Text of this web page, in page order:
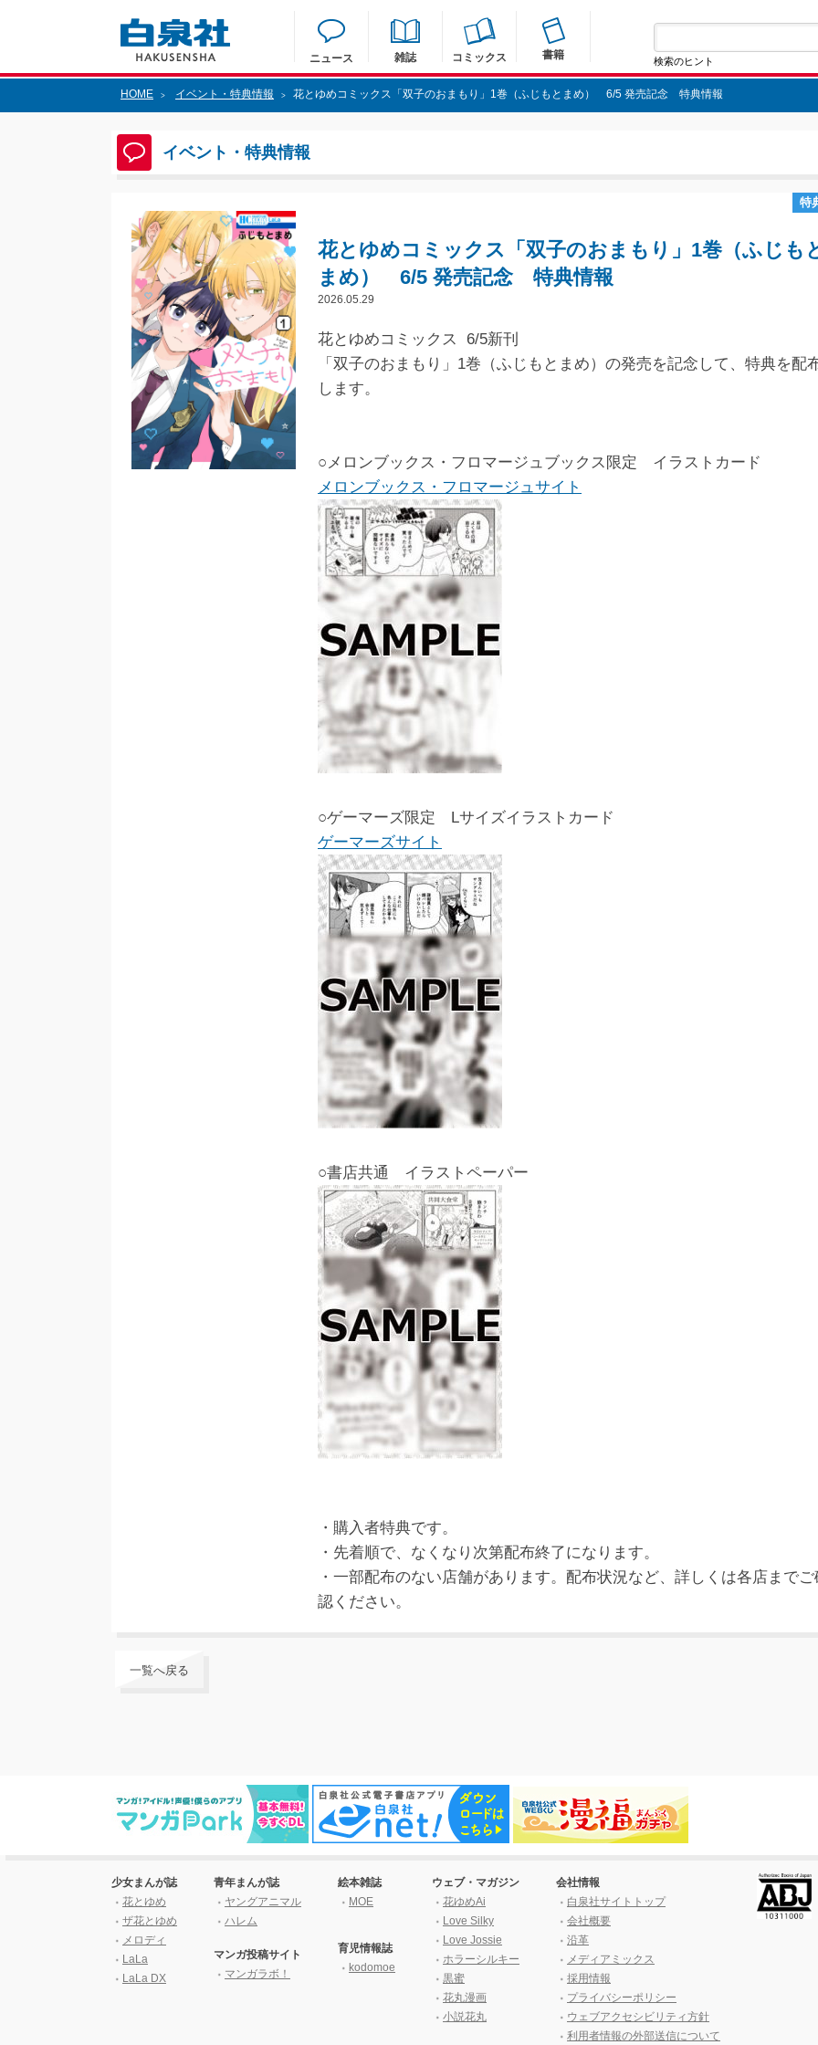
ニュース 雑誌 コミックス 書籍 検索のヒント
HOME > イベント・特典情報 > 花とゆめコミックス「双子のおまもり」1巻（ふじもとまめ） 6/5 発売記念 特典情報
イベント・特典情報
特
花とゆめコミックス「双子のおまもり」1巻（ふじも
まめ） 6/5 発売記念 特典情報
2026.05.29
花とゆめコミックス 6/5新刊
「双子のおまもり」1巻（ふじもとまめ）の発売を記念して、特典を配
します。
○メロンブックス・フロマージュブックス限定 イラストカード
メロンブックス・フロマージュサイト
○ゲーマーズ限定 Lサイズイラストカード
ゲーマーズサイト
○書店共通 イラストペーパー
・購入者特典です。
・先着順で、なくなり次第配布終了になります。
・一部配布のない店舗があります。配布状況など、詳しくは各店までご
認ください。
一覧へ戻る
少女まんが誌
花とゆめ
ザ花とゆめ
メロディ
LaLa
LaLa DX
青年まんが誌
ヤングアニマル
ハレム
マンガ投稿サイト
マンガラボ！
絵本雑誌
MOE
育児情報誌
kodomoe
ウェブ・マガジン
花ゆめAi
Love Silky
Love Jossie
ホラーシルキー
黒蜜
花丸漫画
小説花丸
会社情報
白泉社サイトトップ
会社概要
沿革
メディアミックス
採用情報
プライバシーポリシー
ウェブアクセシビリティ方針
利用者情報の外部送信について